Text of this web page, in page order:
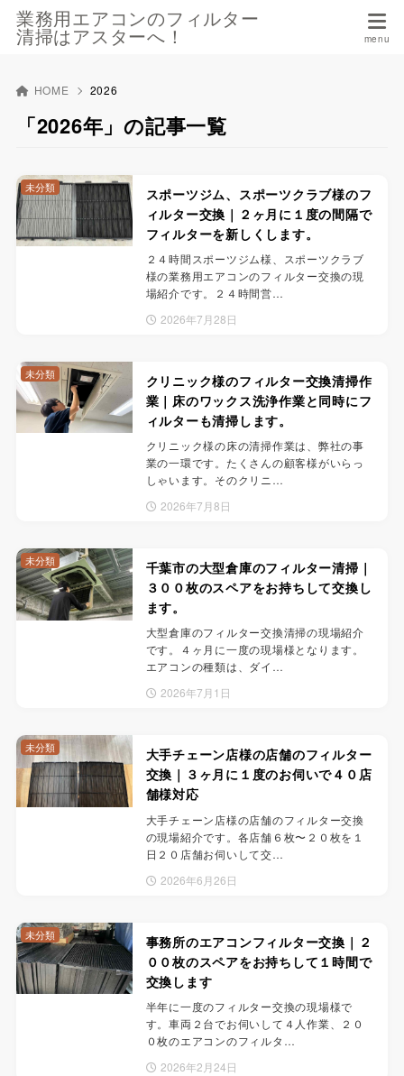
業務用エアコンのフィルター
清掃はアスターへ！
HOME 2026
「2026年」の記事一覧
スポーツジム、スポーツクラブ様のフ
ィルター交換｜２ヶ月に１度の間隔で
フィルターを新しくします。
２４時間スポーツジム様、スポーツクラブ
様の業務用エアコンのフィルター交換の現
場紹介です。２４時間営…
2026年7月28日
未分類
クリニック様のフィルター交換清掃作
業｜床のワックス洗浄作業と同時にフ
ィルターも清掃します。
クリニック様の床の清掃作業は、弊社の事
業の一環です。たくさんの顧客様がいらっ
しゃいます。そのクリニ…
2026年7月8日
未分類
千葉市の大型倉庫のフィルター清掃｜
３００枚のスペアをお持ちして交換し
ます。
大型倉庫のフィルター交換清掃の現場紹介
です。４ヶ月に一度の現場様となります。
エアコンの種類は、ダイ…
2026年7月1日
未分類
大手チェーン店様の店舗のフィルター
交換｜３ヶ月に１度のお伺いで４０店
舗様対応
大手チェーン店様の店舗のフィルター交換
の現場紹介です。各店舗６枚〜２０枚を１
日２０店舗お伺いして交…
2026年6月26日
未分類
事務所のエアコンフィルター交換｜２
００枚のスペアをお持ちして１時間で
交換します
半年に一度のフィルター交換の現場様で
す。車両２台でお伺いして４人作業、２０
０枚のエアコンのフィルタ…
2026年2月24日
未分類